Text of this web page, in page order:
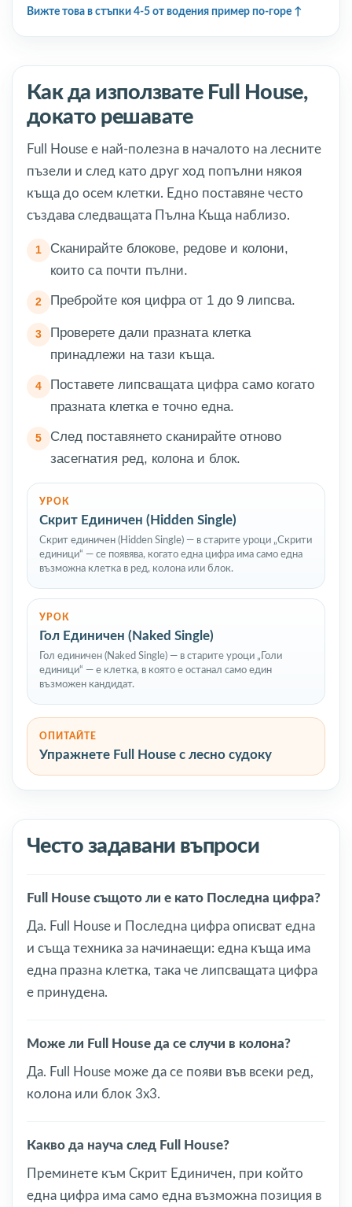
Вижте това в стъпки 4-5 от водения пример по-горе
Как да използвате Full House,
докато решавате
Full House е най-полезна в началото на лесните
пъзели и след като друг ход попълни някоя
къща до осем клетки. Едно поставяне често
създава следващата Пълна Къща наблизо.
Сканирайте блокове, редове и колони,
които са почти пълни.
Пребройте коя цифра от 1 до 9 липсва.
Проверете дали празната клетка
принадлежи на тази къща.
Поставете липсващата цифра само когато
празната клетка е точно една.
След поставянето сканирайте отново
засегнатия ред, колона и блок.
УРОК
Скрит Единичен (Hidden Single)
Скрит единичен (Hidden Single) — в старите уроци „Скрити
единици“ — се появява, когато една цифра има само една
възможна клетка в ред, колона или блок.
УРОК
Гол Единичен (Naked Single)
Гол единичен (Naked Single) — в старите уроци „Голи
единици“ — е клетка, в която е останал само един
възможен кандидат.
ОПИТАЙТЕ
Упражнете Full House с лесно судоку
Често задавани въпроси
Full House същото ли е като Последна цифра?
Да. Full House и Последна цифра описват една
и съща техника за начинаещи: една къща има
една празна клетка, така че липсващата цифра
е принудена.
Може ли Full House да се случи в колона?
Да. Full House може да се появи във всеки ред,
колона или блок 3x3.
Какво да науча след Full House?
Преминете към Скрит Единичен, при който
една цифра има само една възможна позиция в